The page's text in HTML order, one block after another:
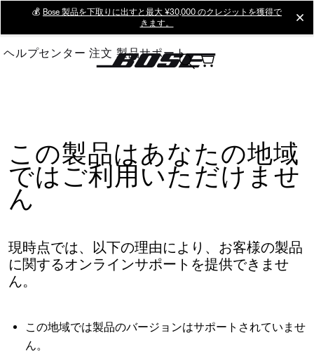
Main
💰 Bose 製品を下取りに出すと最大 ¥30,000 のクレジットを獲得で
きます。
ヘルプセンター 注文 製品サポート
この製品はあなたの地域
ではご利用いただけませ
ん
現時点では、以下の理由により、お客様の製品
に関するオンラインサポートを提供できませ
ん。
この地域では製品のバージョンはサポートされていませ
ん。